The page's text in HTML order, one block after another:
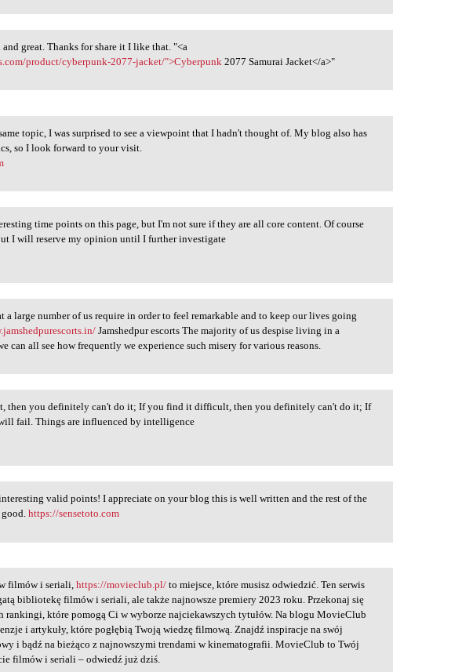
and
great. Thanks for share it I like that. "<a
product/cyberpunk-2077-jacket/">Cyberpunk 2077 Samurai Jacket</a>"
same
topic, I was surprised to see a viewpoint that I hadn't thought of. My blog also has
so I look forward to your visit.
interesting
time points on this page, but I'm not sure if they are all core content. Of course
I will reserve my opinion until I further investigate
that a large
a large number of us require in order to feel remarkable and to keep our lives going
Jamshedpur escorts The majority of us despise living in a
can all see how frequently we experience such misery for various reasons.
then you definitely can't do it; If you find it difficult, then you definitely can't do it; If
fail. Things are influenced by intelligence
valid points! I appreciate on your blog this is well written and the rest of the
good.https://sensetoto.com
filmów i
filmów i seriali,https://movieclub.pl/ to miejsce, które musisz odwiedzić. Ten serwis
bibliotekę filmów i seriali, ale także najnowsze premiery 2023 roku. Przekonaj się
rankingi, które pomogą Ci w wyborze najciekawszych tytułów. Na blogu MovieClub
i artykuły, które pogłębią Twoją wiedzę filmową. Znajdź inspiracje na swój
i bądź na bieżąco z najnowszymi trendami w kinematografii. MovieClub to Twój
filmów i seriali – odwiedź już dziś.